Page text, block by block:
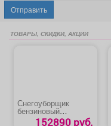
Отправить
ТОВАРЫ, СКИДКИ, АКЦИИ
Снегоуборщик
бензиновый
«CHAMPION
152890 руб.